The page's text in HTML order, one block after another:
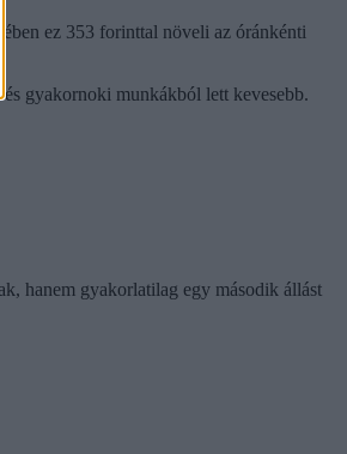
ez 353 forinttal növeli az óránkénti
gyakornoki munkákból lett kevesebb.
hanem gyakorlatilag egy második állást